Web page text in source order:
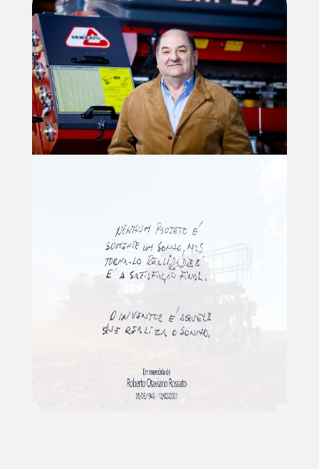
„Kein Projekt ist nur ein Traum,
aber die Verwirklichung ist die höchste
Befriedigung.
Der Erfinder ist derjenige, der den Traum
In Erinnerung an